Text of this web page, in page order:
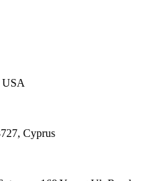
USA
Cyprus